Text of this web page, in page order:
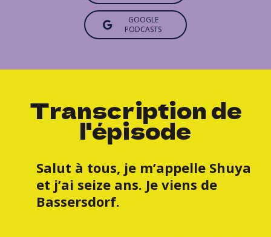
GOOGLE
PODCASTS
Transcription de
l'épisode
Salut à tous, je m’appelle Shuya
et j’ai seize ans. Je viens de
Bassersdorf.